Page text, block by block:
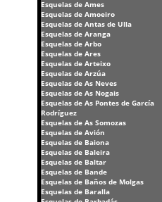
Esquelas de Ames
Esquelas de Amoeiro
Esquelas de Antas de Ulla
Esquelas de Aranga
Esquelas de Arbo
Esquelas de Ares
Esquelas de Arteixo
Esquelas de Arzúa
Esquelas de As Neves
Esquelas de As Nogais
Esquelas de As Pontes de García
Rodríguez
Esquelas de As Somozas
Esquelas de Avión
Esquelas de Baiona
Esquelas de Baleira
Esquelas de Baltar
Esquelas de Bande
Esquelas de Baños de Molgas
Esquelas de Baralla